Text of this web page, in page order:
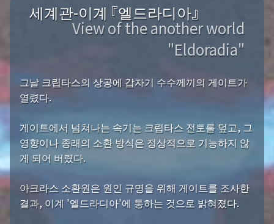
세계관-이계 『엘드라디아』
View of the another world
"Eldoradia"
그날 크립타스의 상공에 갑자기 수수께끼의 게이트가
열렸다.
게이트에서 넘쳐나는 속기는 크립타스 전토를 덮고, 그
영향이나 종래의 소환 방식은 정상적으로 기능하지 않
게 되어 버렸다.
아크라스 소환원은 원인 규명을 위해 게이트를 조사한
결과, 이계 '엘드라디아'에 통하는 것으로 밝혀졌다.